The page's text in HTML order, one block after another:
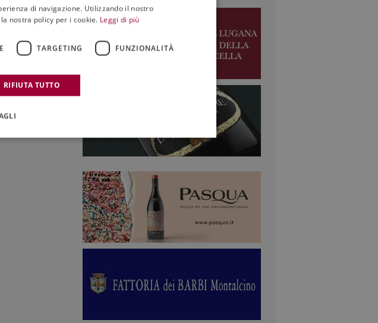
di navigazione. Utilizzando il nostro
nostra policy per i cookie. Leggi di più
TARGETING FUNZIONALITÀ
RIFIUTA TUTTO